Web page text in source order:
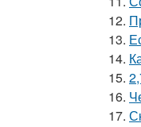
12.
13.
14.
15.
16.
17.